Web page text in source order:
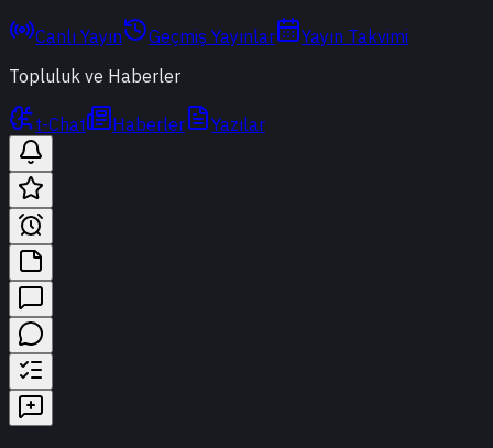
Canlı Yayın Geçmiş Yayınlar
Yayın Takvimi
Topluluk ve Haberler
t-Chat Haberler Yazılar